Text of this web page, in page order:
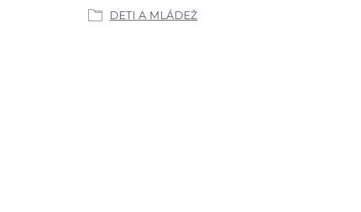
DETI A MLÁDEŽ